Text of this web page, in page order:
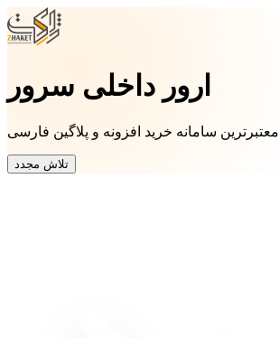
ارور داخلی سرور
معتبرترین سامانه خرید افزونه و پلاگین فارسی
تلاش مجدد